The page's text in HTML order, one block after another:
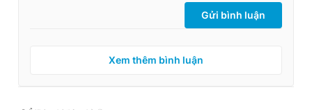
Gửi bình luận
Xem thêm bình luận